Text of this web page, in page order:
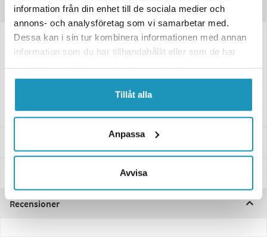
information från din enhet till de sociala medier och
annons- och analysföretag som vi samarbetar med.
Dessa kan i sin tur kombinera informationen med annan
information som du har tillhandahållit eller som de har
Tillåt alla
Anpassa
Avvisa
Produktinformation
Recensioner